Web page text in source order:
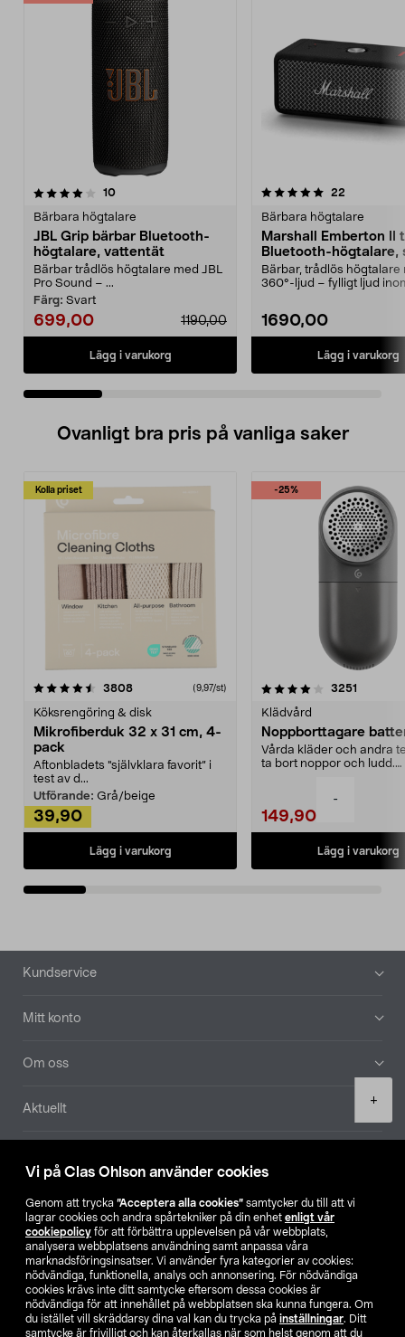
Vi på Clas Ohlson använder cookies
Genom att trycka ”Acceptera alla cookies” samtycker du till att vi
lagrar cookies och andra spårtekniker på din enhet enligt vår
cookiepolicy för att förbättra upplevelsen på vår webbplats,
analysera webbplatsens användning samt anpassa våra
marknadsföringsinsatser. Vi använder fyra kategorier av cookies:
nödvändiga, funktionella, analys och annonsering. För nödvändiga
cookies krävs inte ditt samtycke eftersom dessa cookies är
nödvändiga för att innehållet på webbplatsen ska kunna fungera. Om
du istället vill skräddarsy dina val kan du trycka på inställningar. Ditt
samtycke är frivilligt och kan återkallas när som helst genom att du
-
+
10recensioner
Bärbara högtalare
JBL Grip bärbar Bluetooth-
högtalare, vattentät
Bärbar trådlös högtalare med JBL
Pro Sound – ...
Färg: Svart
699,00 1190,00
Lägg i varukorg
5.0 av 5 stjärnor 22
Bärbara högtalare
Marshall Emberton II
Bluetooth-högtalare,
Bärbar, trådlös högtalare
360°-ljud – fylligt ljud
1690,00
Lägg i varukorg
4.0 av 5 stjärnor
Ovanligt bra pris på vanliga saker
Kolla priset
3808recensioner (9,97/st)
Köksrengöring & disk
Mikrofiberduk 32 x 31 cm, 4-
pack
Aftonbladets "självklara favorit” i
test av d...
Utförande: Grå/beige
39,90
Lägg i varukorg
-25%
4.0av 5 stjärnor 3251
Klädvård
Noppborttagare
Vårda kläder och andra
ta bort noppor och ludd.
149,90
Lägg i varukorg
4.5av 5 stjärnor
Sidfot
Kundservice
Mitt konto
Om oss
Aktuellt
Hitta butik
SE NO FI